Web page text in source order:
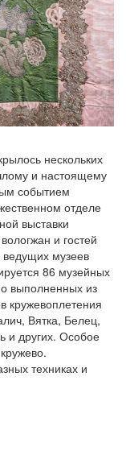
нескольких
и настоящему
событием
отделе
выставки
и гостей
ведущих музеев
86 музейных
выполненных из
кружевоплетения
Вятка, Белец,
и других. Особое
техниках и